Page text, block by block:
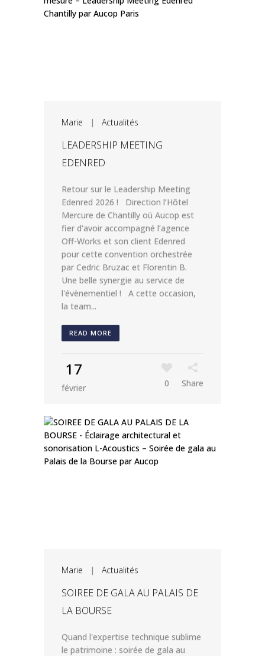
Marie | Actualités
LEADERSHIP MEETING
EDENRED
Retour sur le Leadership Meeting
Edenred 2026 ! Direction l’Hôtel
Mercure de Chantilly où Aucop est
fier d'avoir accompagné l’agence
Off-Works et son client Edenred
pour cette convention orchestrée
par Cedric Bruzac et Florentin B.
Une belle synergie au service de
l'évènementiel ! A cette occasion,
la team...
READ MORE
17
février 0 Share
Marie | Actualités
SOIREE DE GALA AU PALAIS DE
LA BOURSE
Quand l'expertise technique sublime
le patrimoine : soirée de gala au